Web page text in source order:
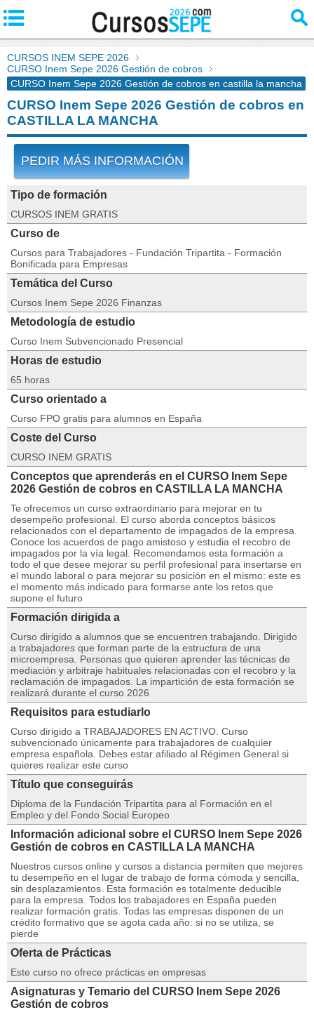
CURSOS INEM SEPE 2026
CURSO Inem Sepe 2026 Gestión de cobros
CURSO Inem Sepe 2026 Gestión de cobros en castilla la mancha
CURSO Inem Sepe 2026 Gestión de cobros en
CASTILLA LA MANCHA
PEDIR MÁS INFORMACIÓN
Tipo de formación
CURSOS INEM GRATIS
Curso de
Cursos para Trabajadores - Fundación Tripartita - Formación
Bonificada para Empresas
Temática del Curso
Cursos Inem Sepe 2026 Finanzas
Metodología de estudio
Curso Inem Subvencionado Presencial
Horas de estudio
65 horas
Curso orientado a
Curso FPO gratis para alumnos en España
Coste del Curso
CURSO INEM GRATIS
Conceptos que aprenderás en el CURSO Inem Sepe
2026 Gestión de cobros en CASTILLA LA MANCHA
Te ofrecemos un curso extraordinario para mejorar en tu
desempeño profesional. El curso aborda conceptos básicos
relacionados con el departamento de impagados de la empresa.
Conoce los acuerdos de pago amistoso y estudia el recobro de
impagados por la vía legal. Recomendamos esta formación a
todo el que desee mejorar su perfil profesional para insertarse en
el mundo laboral o para mejorar su posición en el mismo: este es
el momento más indicado para formarse ante los retos que
supone el futuro
Formación dirigida a
Curso dirigido a alumnos que se encuentren trabajando. Dirigido
a trabajadores que forman parte de la estructura de una
microempresa. Personas que quieren aprender las técnicas de
mediación y arbitraje habituales relacionadas con el recobro y la
reclamación de impagados. La impartición de esta formación se
realizará durante el curso 2026
Requisitos para estudiarlo
Curso dirigido a TRABAJADORES EN ACTIVO. Curso
subvencionado únicamente para trabajadores de cualquier
empresa española. Debes estar afiliado al Régimen General si
quieres realizar este curso
Título que conseguirás
Diploma de la Fundación Tripartita para al Formación en el
Empleo y del Fondo Social Europeo
Información adicional sobre el CURSO Inem Sepe 2026
Gestión de cobros en CASTILLA LA MANCHA
Nuestros cursos online y cursos a distancia permiten que mejores
tu desempeño en el lugar de trabajo de forma cómoda y sencilla,
sin desplazamientos. Esta formación es totalmente deducible
para la empresa. Todos los trabajadores en España pueden
realizar formación gratis. Todas las empresas disponen de un
crédito formativo que se agota cada año: si no se utiliza, se
pierde
Oferta de Prácticas
Este curso no ofrece prácticas en empresas
Asignaturas y Temario del CURSO Inem Sepe 2026
Gestión de cobros